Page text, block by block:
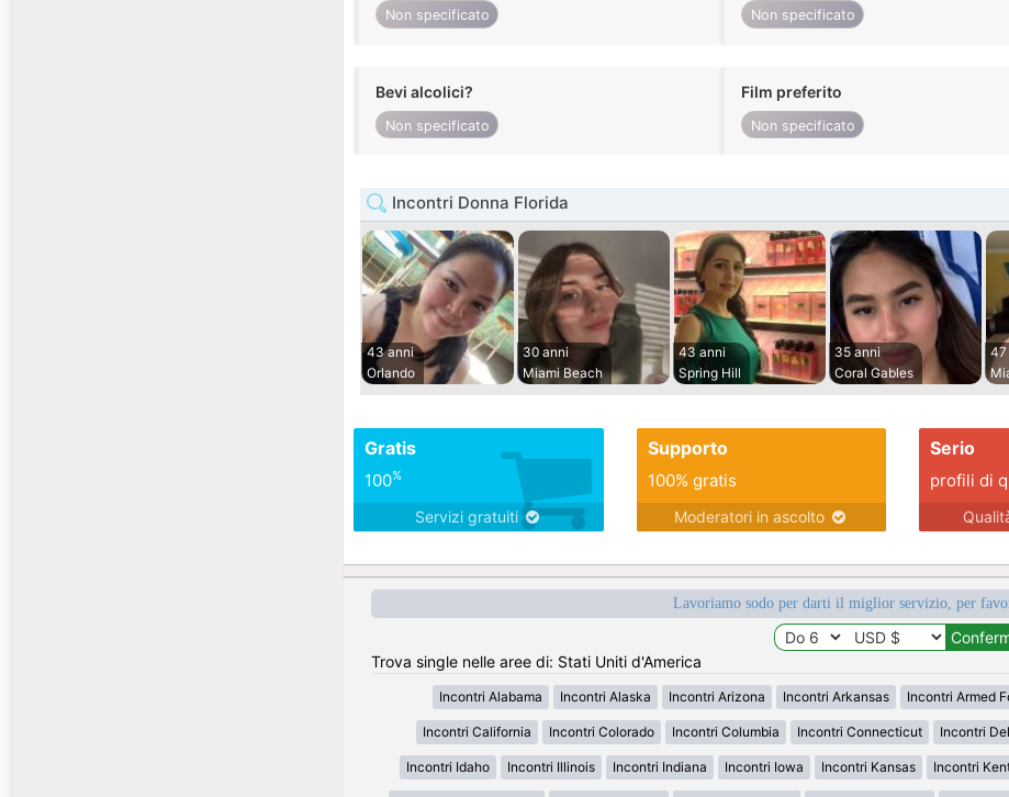
Non specificato Non specificato
Bevi alcolici?
Non specificato
Film preferito
Non specificato
Incontri Donna Florida
43 anni
Orlando
30 anni
Miami Beach
43 anni
Spring Hill
35 anni
Coral Gables
47
Gratis
100%
Servizi gratuiti
Supporto
100% gratis
Moderatori in ascolto
Serio
profili di
Lavoriamo sodo per darti il miglior servizio, per
Trova single nelle aree di: Stati Uniti d'America
Incontri Alabama Incontri Alaska Incontri Arizona Incontri Arkansas Incontri Armed
Incontri California Incontri Colorado Incontri Columbia Incontri Connecticut Incontri
Incontri Idaho Incontri Illinois Incontri Indiana Incontri Iowa Incontri Kansas Incontri